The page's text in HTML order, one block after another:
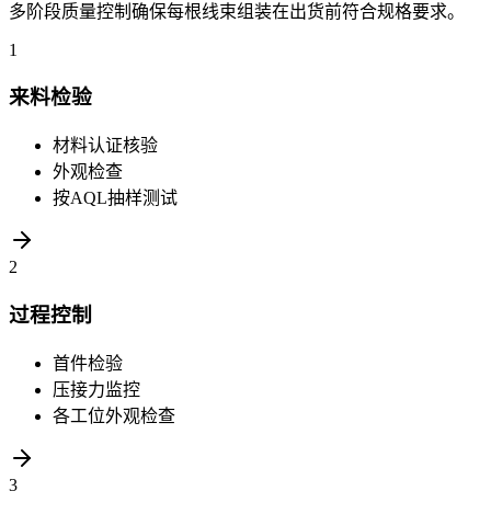
多阶段质量控制确保每根线束组装在出货前符合规格要求。
1
来料检验
材料认证核验
外观检查
按AQL抽样测试
2
过程控制
首件检验
压接力监控
各工位外观检查
3